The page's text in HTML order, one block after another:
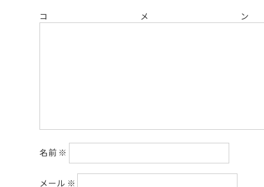
コ
名前 ※
メール ※